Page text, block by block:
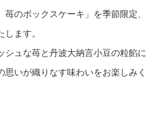
のボックスケーキ」を季節限定、
ます。
シュな苺と丹波大納言小豆の粒餡に
思いが織りなす味わいをお楽しみく